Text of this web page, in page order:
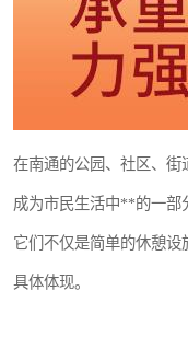
在南通的公园、社区、
成为市民生活中**的一部
它们不仅是简单的休憩
具体体现。